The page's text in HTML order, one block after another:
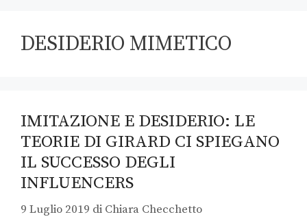
DESIDERIO MIMETICO
IMITAZIONE E DESIDERIO: LE
TEORIE DI GIRARD CI SPIEGANO
IL SUCCESSO DEGLI
INFLUENCERS
9 Luglio 2019 di Chiara Checchetto